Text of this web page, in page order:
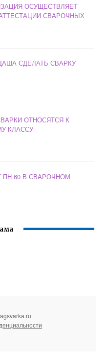
ОСУЩЕСТВЛЯЕТ
СВАРОЧНЫХ
СДЕЛАТЬ СВАРКУ
ОТНОСЯТСЯ К
КЛАССУ
ПН 60 В СВАРОЧНОМ